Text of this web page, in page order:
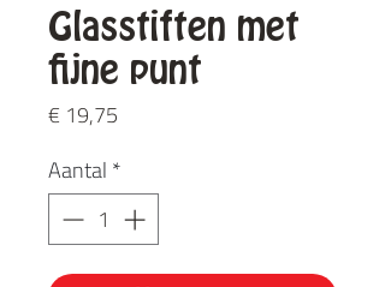
Glasstiften met
fijne punt
€ 19,75
Aantal*